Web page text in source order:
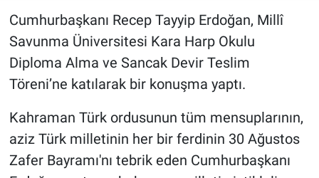
Cumhurbaşkanı Recep Tayyip Erdoğan, Millî
Savunma Üniversitesi Kara Harp Okulu
Diploma Alma ve Sancak Devir Teslim
Töreni’ne katılarak bir konuşma yaptı.
Kahraman Türk ordusunun tüm mensuplarının,
aziz Türk milletinin her bir ferdinin 30 Ağustos
Zafer Bayramı'nı tebrik eden Cumhurbaşkanı